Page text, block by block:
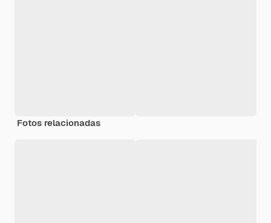
Fotos relacionadas